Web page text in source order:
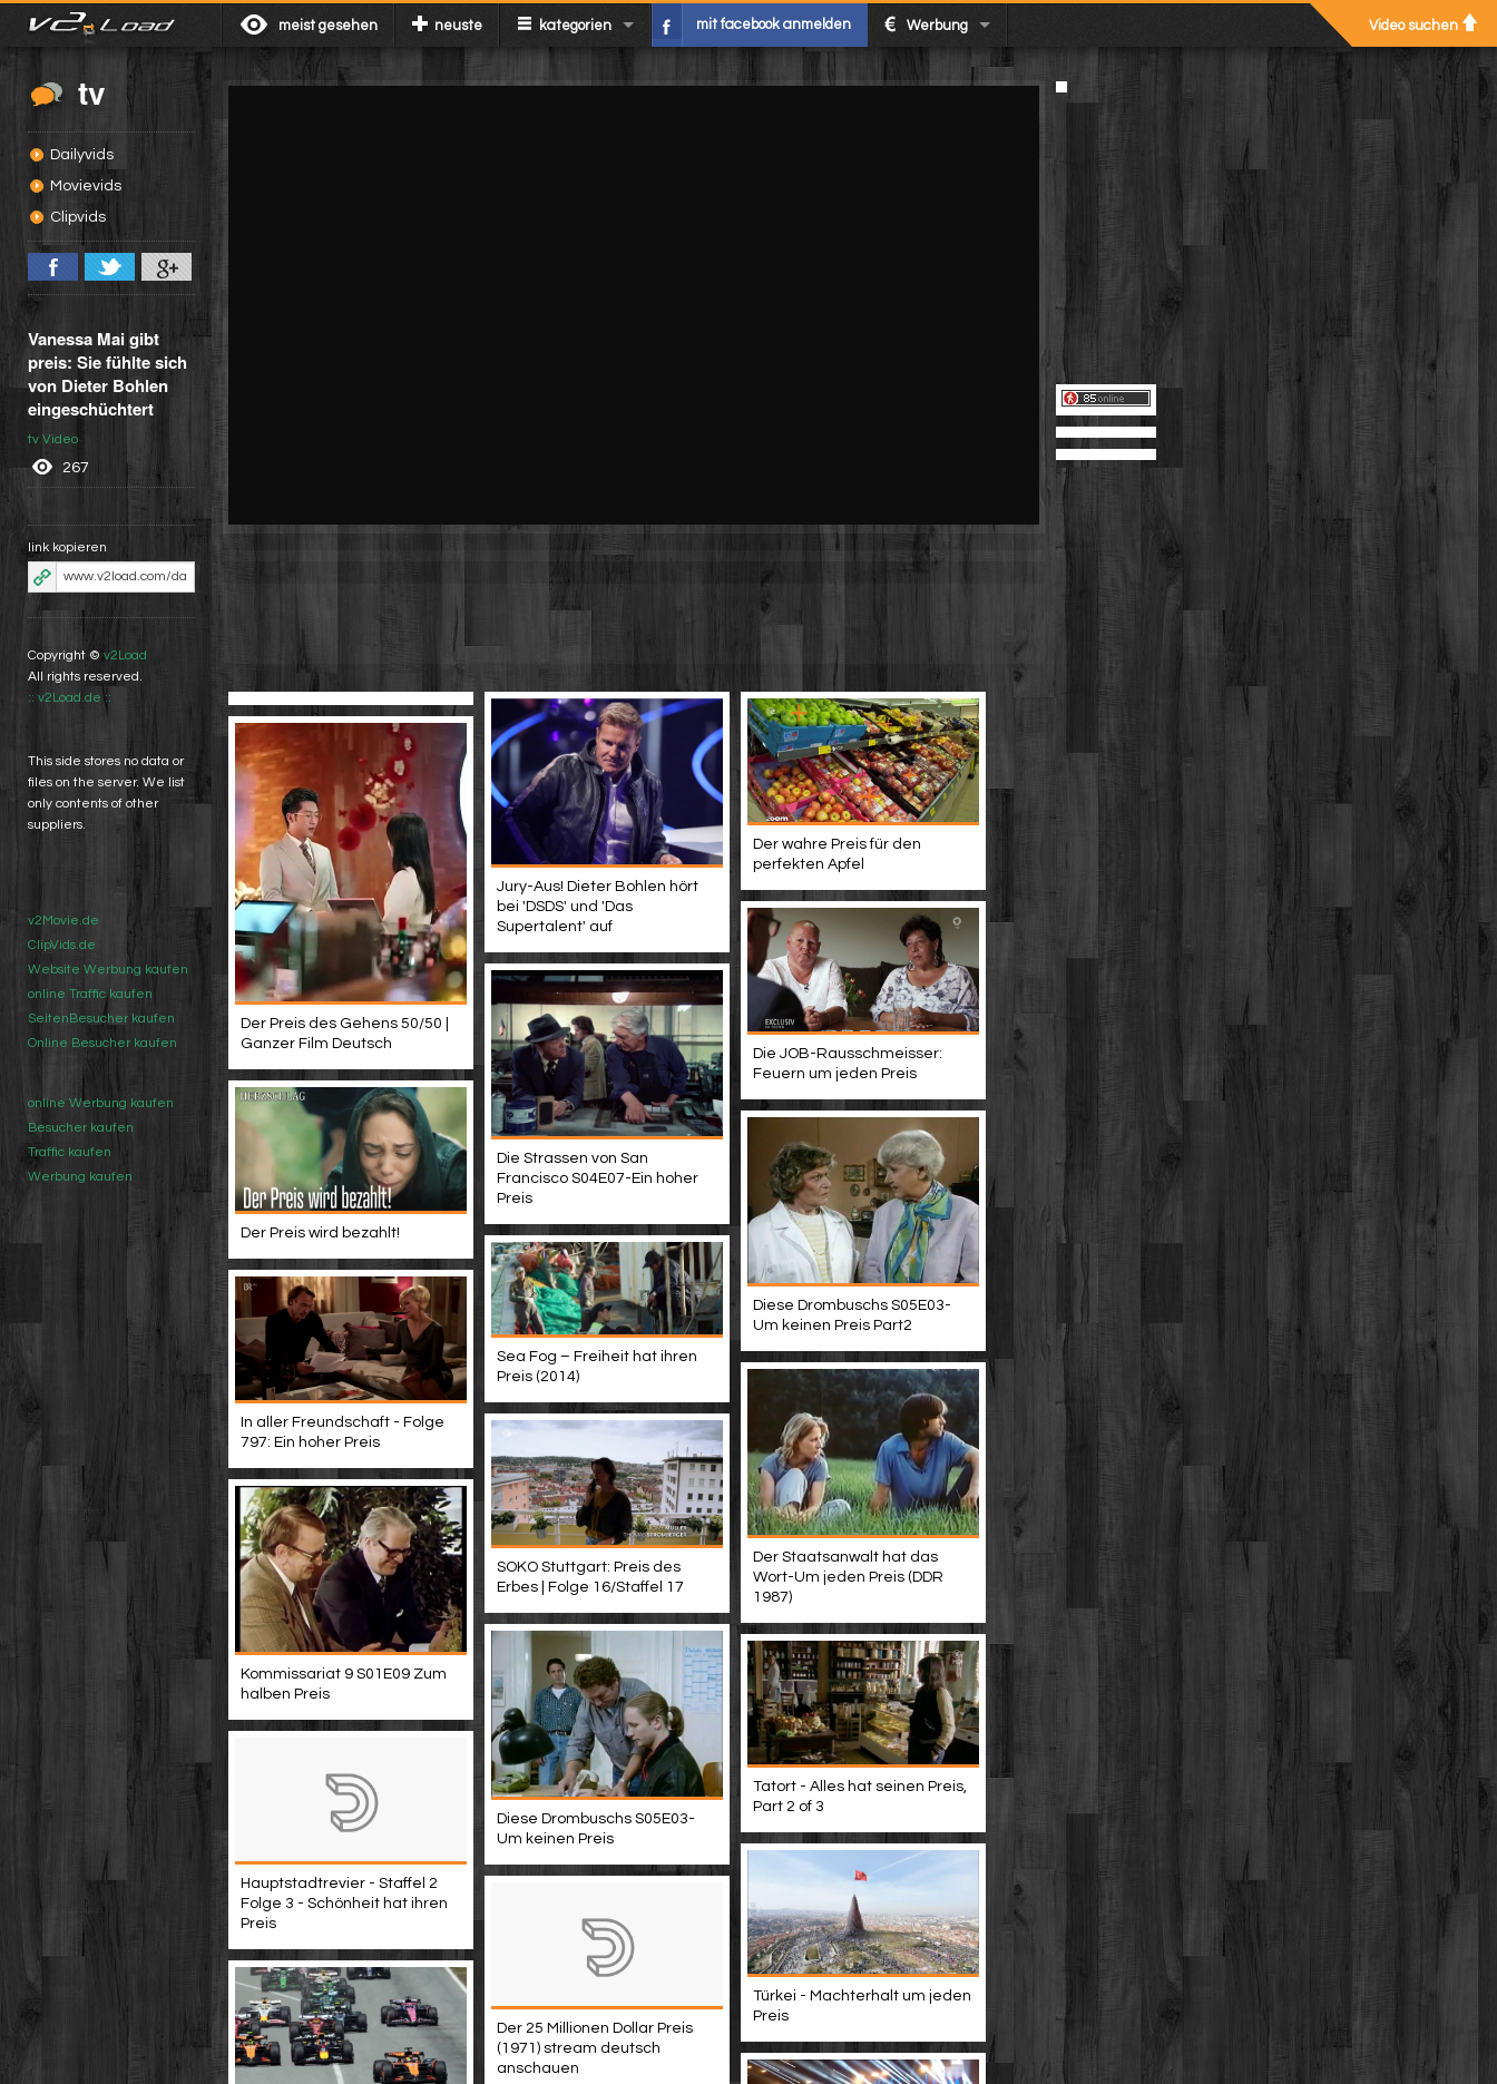
meist gesehen neuste kategorien mit facebook anmelden Werbung Video suchen
tv
Dailyvids
Movievids
Clipvids
Vanessa Mai gibt
preis: Sie fühlte sich
von Dieter Bohlen
eingeschüchtert
tv Video
267
link kopieren
Copyright © v2Load
All rights reserved.
:: v2Load.de ::
This side stores no data or
files on the server. We list
only contents of other
suppliers.
v2Movie.de
ClipVids.de
Website Werbung kaufen
online Traffic kaufen
SeitenBesucher kaufen
Online Besucher kaufen
online Werbung kaufen
Besucher kaufen
Traffic kaufen
Werbung kaufen
Jury-Aus! Dieter Bohlen hört
bei 'DSDS' und 'Das
Supertalent' auf
Der wahre Preis für den
perfekten Apfel
Der Preis des Gehens 50/50 |
Ganzer Film Deutsch
Die JOB-Rausschmeisser:
Feuern um jeden Preis
Die Strassen von San
Francisco S04E07-Ein hoher
Preis
Der Preis wird bezahlt!
Diese Drombuschs S05E03-
Um keinen Preis Part2
Sea Fog – Freiheit hat ihren
Preis (2014)
In aller Freundschaft - Folge
797: Ein hoher Preis
Der Staatsanwalt hat das
Wort-Um jeden Preis (DDR
1987)
SOKO Stuttgart: Preis des
Erbes | Folge 16/Staffel 17
Kommissariat 9 S01E09 Zum
halben Preis
Diese Drombuschs S05E03-
Um keinen Preis
Tatort - Alles hat seinen Preis,
Part 2 of 3
Hauptstadtrevier - Staffel 2
Folge 3 - Schönheit hat ihren
Preis
Türkei - Machterhalt um jeden
Preis
Der 25 Millionen Dollar Preis
(1971) stream deutsch
anschauen